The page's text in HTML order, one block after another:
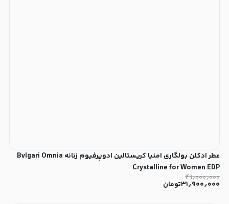
عطر ادکلن بولگاری امنیا کریستالین ادوپرفیوم زنانه Bvlgari Omnia
Crystalline for Women EDP
۴۱٫۰۰۰٫۰۰۰
۳۱٫۹۰۰٫۰۰۰تومان